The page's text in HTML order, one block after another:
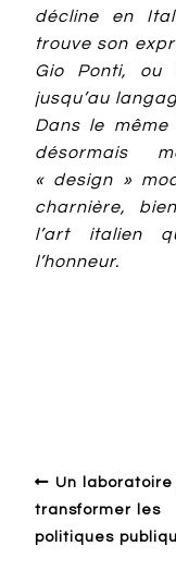
décline en
trouve son
Gio Ponti, ou
jusqu’au
Dans le
désormais
« design »
charnière,
l’art italien
l’honneur.
Un laboratoire
transformer les
politiques